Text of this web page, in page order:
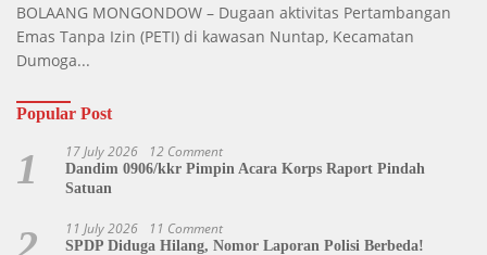
BOLAANG MONGONDOW – Dugaan aktivitas Pertambangan
Emas Tanpa Izin (PETI) di kawasan Nuntap, Kecamatan
Dumoga...
Popular Post
1 17 July 2026 12 Comment
Dandim 0906/kkr Pimpin Acara Korps Raport Pindah
Satuan
11 July 2026 11 Comment
SPDP Diduga Hilang, Nomor Laporan Polisi Berbeda!